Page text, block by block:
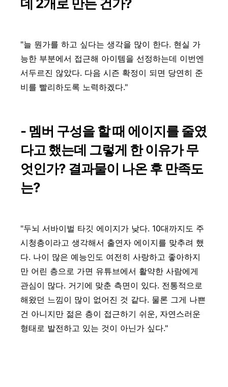
"늘 뭔가를 하고 싶다는 생각을 많이 한다. 현실 가
능한 부분에서 접근해 아이템을 선정하는데 이번엔
서두르진 않았다. 다음 시즌 확정이 되면 당연히 준
비를 빨리하도록 노력하겠다."
- 멤버 구성을 할 때 에이지를 줄였
다고 했는데 그렇게 한 이유가 무
엇인가? 결과물이 나온 후 만족도
는?
"두뇌 서바이벌 타깃 에이지가 낮다. 10대까지도 주
시청층이라고 생각해서 출연자 에이지를 맞추려 했
다. 나이 많은 예능인도 여전히 사랑하고 좋아하지
만 어린 층으로 가면 유튜브에서 활약한 사람에게
관심이 많다. 거기에 맞춘 측면이 있다. 전통적으로
해왔던 느낌이 많이 없어진 것 같다. 물론 그게 나쁜
건 아니지만 젊은 층이 접근하기 쉬운, 자연스러운
형태로 발전하고 있는 것이 아닌가 싶다."